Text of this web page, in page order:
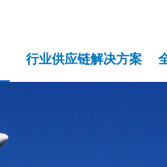
行业供应链解决方案